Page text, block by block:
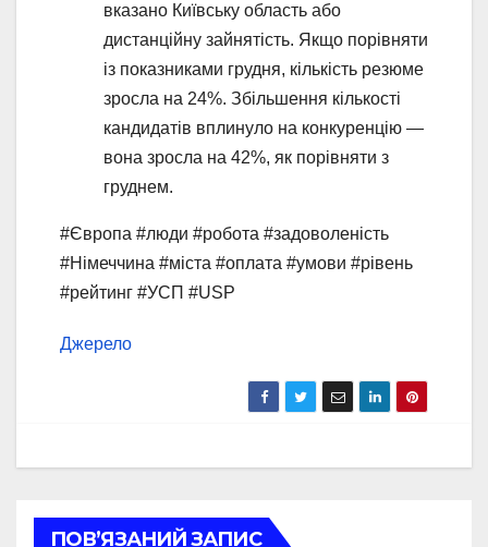
вказано Київську область або
дистанційну зайнятість. Якщо порівняти
із показниками грудня, кількість резюме
зросла на 24%. Збільшення кількості
кандидатів вплинуло на конкуренцію —
вона зросла на 42%, як порівняти з
груднем.
#Європа #люди #робота #задоволеність
#Німеччина #міста #оплата #умови #рівень
#рейтинг #УСП #USP
Джерело
ПОВ’ЯЗАНИЙ ЗАПИС